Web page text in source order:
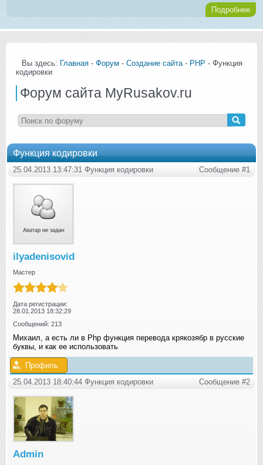
Подробнее
Вы здесь: Главная - Форум - Создание сайта - PHP - Функция
кодировки
Форум сайта MyRusakov.ru
Функция кодировки
25.04.2013 13:47:31 Функция кодировки Сообщение #1
ilyadenisovid
Мастер
Дата регистрации:
28.01.2013 18:32:29
Сообщений: 213
Михаил, а есть ли в Php функция перевода крякозябр в русские
буквы, и как ее использовать
Профиль
25.04.2013 18:40:44 Функция кодировки
Сообщение #2
Admin